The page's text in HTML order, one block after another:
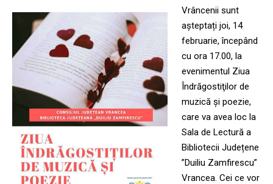
Vrâncenii sunt
așteptați joi, 14
februarie, începând
cu ora 17.00, la
evenimentul Ziua
Îndrăgostiţilor de
muzică și poezie,
care va avea loc la
Sala de Lectură a
Bibliotecii Județene
”Duiliu Zamfirescu”
Vrancea. Cei ce vor